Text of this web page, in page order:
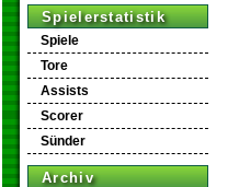
Spielerstatistik
Spiele
Tore
Assists
Scorer
Sünder
Archiv